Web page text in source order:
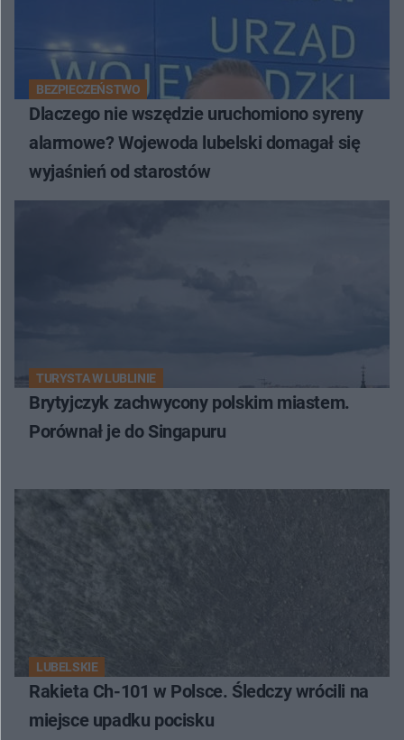
BEZPIECZEŃSTWO
Dlaczego nie wszędzie uruchomiono syreny
alarmowe? Wojewoda lubelski domagał się
wyjaśnień od starostów
TURYSTA W LUBLINIE
Brytyjczyk zachwycony polskim miastem.
Porównał je do Singapuru
LUBELSKIE
Rakieta Ch-101 w Polsce. Śledczy wrócili na
miejsce upadku pocisku